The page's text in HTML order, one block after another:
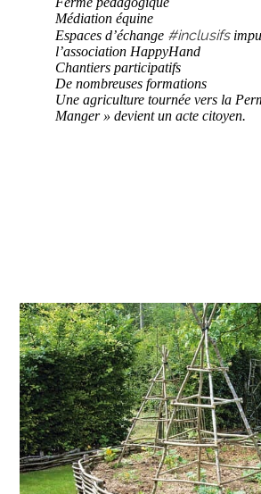
Médiation équine
Espaces d’échange #inclusifs
l’association HappyHand
Chantiers participatifs
De nombreuses formations
Une agriculture tournée vers la
Manger » devient un acte citoyen.